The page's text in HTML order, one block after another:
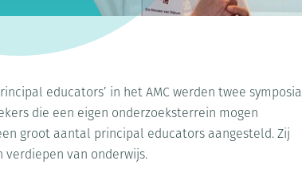
educators’ in het AMC werden twee symposia
die een eigen onderzoeksterrein mogen
groot aantal principal educators aangesteld. Zij
van onderwijs.